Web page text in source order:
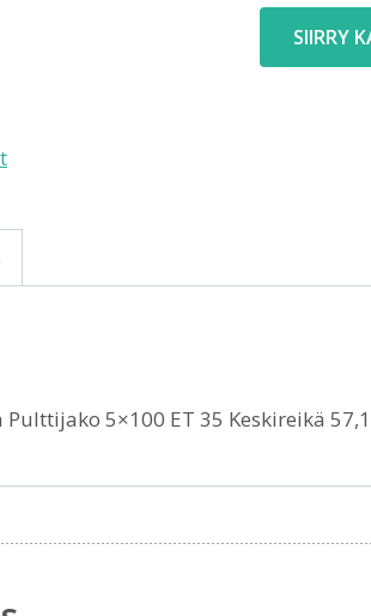
SIIRRY
Pulttijako 5×100 ET 35 Keskireikä